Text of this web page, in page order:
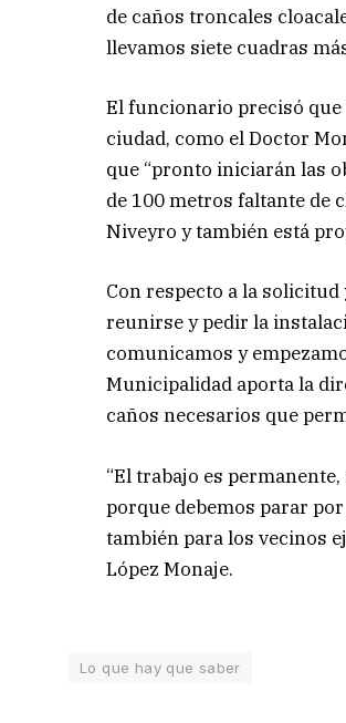
de caños troncales
llevamos siete cuadras
El funcionario precisó que
ciudad, como el Doctor
que “pronto iniciarán las
de 100 metros faltante de
Niveyro y también está
Con respecto a la solicitud
reunirse y pedir la
comunicamos y
Municipalidad aporta la
caños necesarios que
“El trabajo es
porque debemos parar
también para los vecinos
López Monaje.
Lo que hay que saber